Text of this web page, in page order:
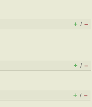
+ / –
+ / –
+ / –